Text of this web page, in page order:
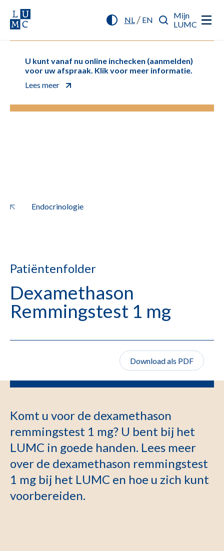
NL/ EN
Mijn
LUMC
U kunt vanaf nu online inchecken (aanmelden)
voor uw afspraak. Klik voor meer informatie.
Lees meer
Endocrinologie
Patiëntenfolder
Dexamethason
Remmingstest 1 mg
Download als PDF
Komt u voor de dexamethason
remmingstest 1 mg? U bent bij het
LUMC in goede handen. Lees meer
over de dexamethason remmingstest
1 mg bij het LUMC en hoe u zich kunt
voorbereiden.